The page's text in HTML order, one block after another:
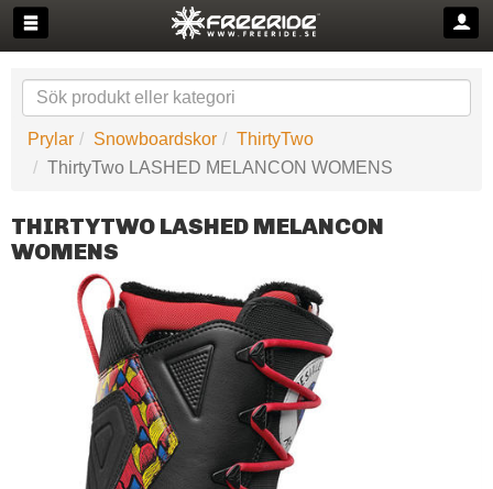
Prylar Snowboardskor
ThirtyTwo
ThirtyTwo LASHED MELANCON WOMENS
THIRTYTWO LASHED MELANCON
WOMENS